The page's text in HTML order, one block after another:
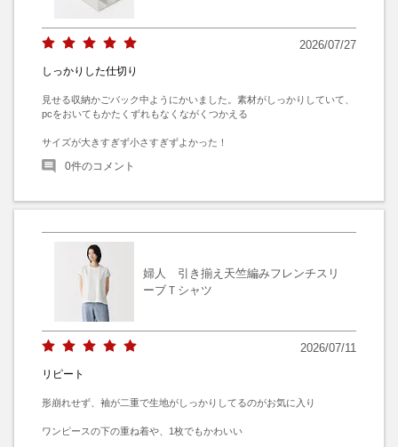
2026/07/27
しっかりした仕切り
見せる収納かごバック中ようにかいました。素材がしっかりしていて、
pcをおいてもかたくずれもなくながくつかえる
サイズが大きすぎず小さすぎずよかった！
0件のコメント
婦人 引き揃え天竺編みフレンチスリ
ーブＴシャツ
2026/07/11
リピート
形崩れせず、袖が二重で生地がしっかりしてるのがお気に入り
ワンピースの下の重ね着や、1枚でもかわいい